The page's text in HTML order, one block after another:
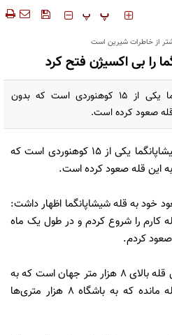
‍‍‍ پ پ
از خاطرات شیرین است
را بی اکسیژن فتح کرد
فاتح قله ۸۰۱۳ متری شیشاپانگما یکی از ۱۵ کوهنوردی است که بدون
صعود کرده است.
تسنیم: فاتح قله ۸۰۱۳ متری شیشاپانگما یکی از ۱۵ کوهنوردی است که
این قله صعود کرده است.
خود به قله شیشاپانگما اظهار داشت:
کارم را شروع کردم و در طول یک ماه
صعود کردم.
وی افزود: شیشاپانگما سیزدهمین قله بالای 8 هزار متر جهان است که به
آن صعود کرده‌ام و فقط یک قله مانده که به باشگاه 8 هزار متری‌ها